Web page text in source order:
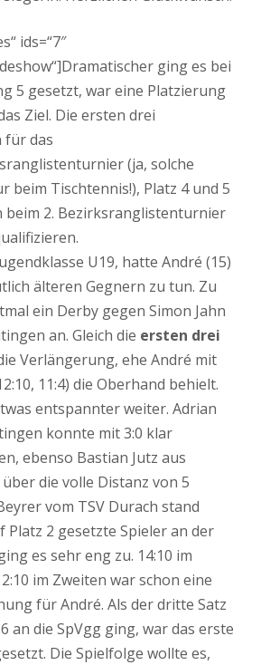
ids=“7″
ging es bei
5 gesetzt, war eine Platzierung
Ziel. Die ersten drei
für das
(ja, solche
beim Tischtennis!), Platz 4 und 5
beim 2. Bezirksranglistenturnier
U19, hatte André (15)
älteren Gegnern zu tun. Zu
ein Derby gegen Simon Jahn
an. Gleich die ersten drei
Verlängerung, ehe André mit
11:4) die Oberhand behielt.
entspannter weiter. Adrian
konnte mit 3:0 klar
ebenso Bastian Jutz aus
die volle Distanz von 5
vom TSV Durach stand
Platz 2 gesetzte Spieler an der
es sehr eng zu. 14:10 im
im Zweiten war schon eine
für André. Als der dritte Satz
an die SpVgg ging, war das erste
Die Spielfolge wollte es,